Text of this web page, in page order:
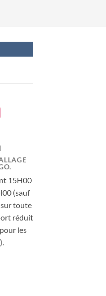
15H00
(sauf
toute
réduit
les